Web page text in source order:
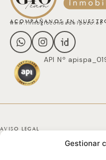
Gestionar
ACOMPÁÑANOS EN
www.inmogiocondadelpozo.es
API Nº
AVISO LEGAL